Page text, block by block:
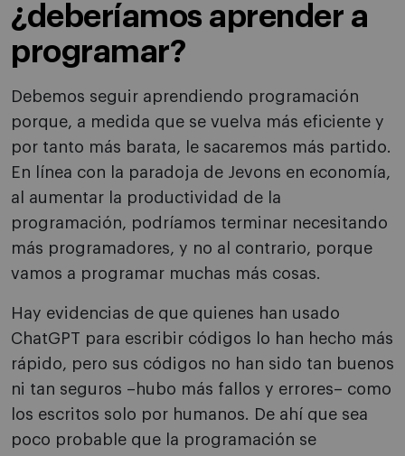
¿deberíamos aprender a
programar?
Debemos seguir aprendiendo programación
porque, a medida que se vuelva más eficiente y
por tanto más barata, le sacaremos más partido.
En línea con la paradoja de Jevons en economía,
al aumentar la productividad de la
programación, podríamos terminar necesitando
más programadores, y no al contrario, porque
vamos a programar muchas más cosas.
Hay evidencias de que quienes han usado
ChatGPT para escribir códigos lo han hecho más
rápido, pero sus códigos no han sido tan buenos
ni tan seguros –hubo más fallos y errores– como
los escritos solo por humanos. De ahí que sea
poco probable que la programación se